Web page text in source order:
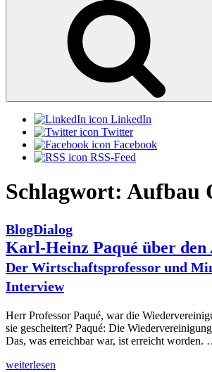
LinkedIn
Twitter
Facebook
RSS-Feed
Schlagwort: Aufbau
BlogDialog
Karl-Heinz Paqué über den
Der Wirtschaftsprofessor und
Interview
Herr Professor Paqué, war die
sie gescheitert? Paqué: Die
Das, was erreichbar war, ist erreicht worden.
„BlogDialog
weiterlesen